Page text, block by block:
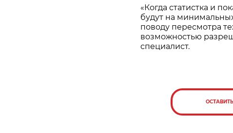
«Когда статистка и
будут на
поводу пересмотра
возможностью
специалист.